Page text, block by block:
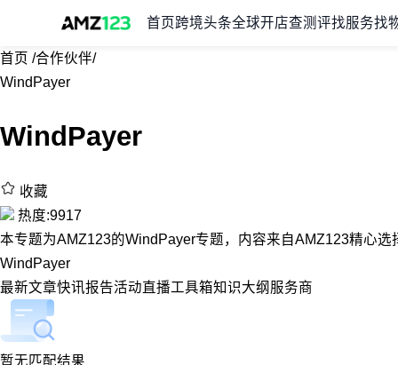
首页 跨境头条全球开店查测评找服务找
首页 /合作伙伴/
WindPayer
WindPayer
收藏
热度:9917
本专题为AMZ123的WindPayer专题，内容来自AMZ123精心
WindPayer
最新文章快讯报告活动直播工具箱知识大纲 服务商
暂无匹配结果